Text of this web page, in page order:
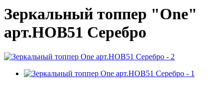
Зеркальный топпер "One"
арт.НОВ51 Серебро